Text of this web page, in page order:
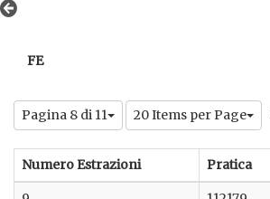
FE
Pagina 8 di 11 20 Items per Page
Numero Estrazioni Pratica